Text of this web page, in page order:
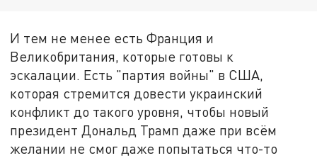
И тем не менее есть Франция и
Великобритания, которые готовы к
эскалации. Есть "партия войны" в США,
которая стремится довести украинский
конфликт до такого уровня, чтобы новый
президент Дональд Трамп даже при всём
желании не смог даже попытаться что-то